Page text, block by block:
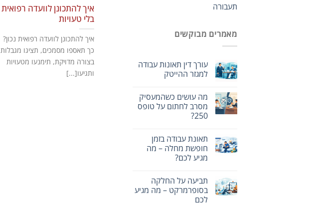
תעבורה
מאמרים מבוקשים
עורך דין תאונות עבודה
למגזר ההייטק
מה עושים כשהמעסיק
מסרב לחתום על טופס
250?
תאונת עבודה בזמן
חופשת מחלה – מה
מגיע לכם?
תביעה על החלקה
בסופרמרקט – מה מגיע
לכם
איך להתכונן לוועדה רפואית
בלי טעויות
איך להתכונן לוועדה רפואית נכון?
כך תאספו מסמכים, תציגו מגבלות
בצורה מדויקת, תימנעו מטעויות
ותגיעו[...]